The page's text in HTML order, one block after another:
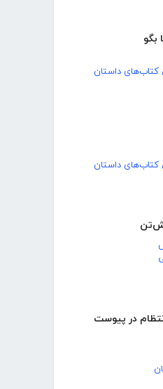
بگو
کتاب‌های داستان
کتاب‌های داستان
در پیوست